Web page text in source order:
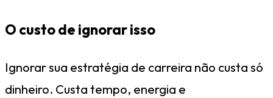
O custo de ignorar isso
Ignorar sua estratégia de carreira não custa só
dinheiro. Custa tempo, energia e